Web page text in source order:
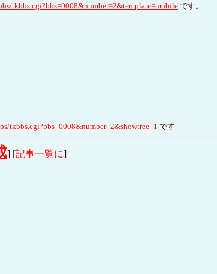
tkbbs.cgi?bbs=0008&number=2&template=mobile です。
tkbbs.cgi?bbs=0008&number=2&showtree=1 です
] [記事一覧に]